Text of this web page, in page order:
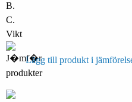
B.
C.
Vikt
Lägg till produkt i